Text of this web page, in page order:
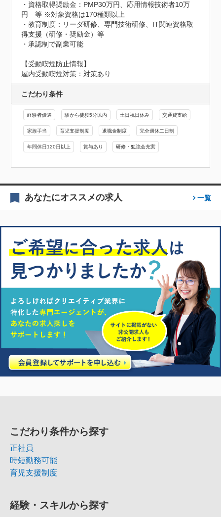
・資格取得奨励金：PMP30万円、応用情報技術者10万
円　等 ※対象資格は170種類以上
・教育制度：リーダ研修、専門技術研修、IT関連資格取
得支援（研修・奨励金）等
・承認制で副業可能
【受動喫煙防止情報】
屋内受動喫煙対策：対策あり
こだわり条件
経験者優遇 駅から徒歩5分以内 土日祝日休み 交通費支給
家族手当 育児支援制度 退職金制度 完全週休二日制
年間休日120日以上 賞与あり 研修・勉強会充実
あなたにオススメの求人 一覧
こだわり条件から探す
正社員
時短勤務可能
育児支援制度
経験・スキルから探す